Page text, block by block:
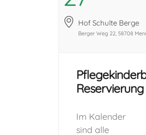
können nicht
gesplittet
eines Kindes in
eine Freizeit, ist
eines
Schnuppertages
Hof Schulte Berge
Berger Weg 22, 58708
Reservierung
Im Kalender
sind alle